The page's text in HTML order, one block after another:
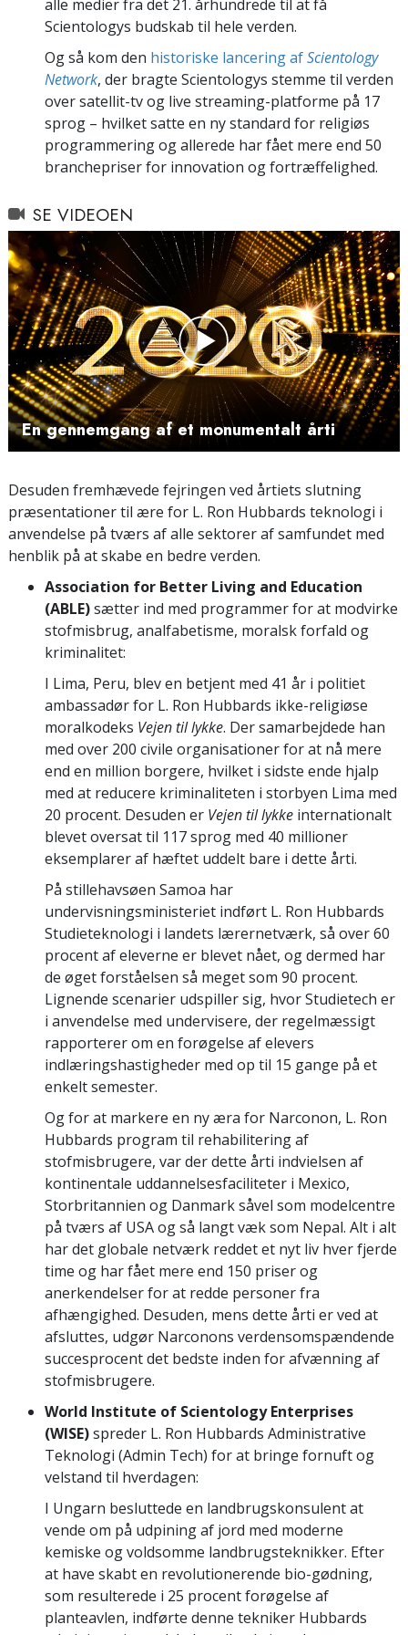
alle medier fra det 21. århundrede til at få
Scientologys budskab til hele verden.
Og så kom den historiske lancering afScientology
Network, der bragte Scientologys stemme til verden
over satellit-tv og live streaming-platforme på 17
sprog – hvilket satte en ny standard for religiøs
programmering og allerede har fået mere end 50
branchepriser for innovation og fortræffelighed.
SE VIDEOEN
Play
Video
En gennemgang af et monumentalt årti
Desuden fremhævede fejringen ved årtiets slutning
præsentationer til ære for L. Ron Hubbards teknologi i
anvendelse på tværs af alle sektorer af samfundet med
henblik på at skabe en bedre verden.
Association for Better Living and Education
(ABLE)sætter ind med programmer for at modvirke
stofmisbrug, analfabetisme, moralsk forfald og
kriminalitet:
I Lima, Peru, blev en betjent med 41 år i politiet
ambassadør for L. Ron Hubbards ikke-religiøse
moralkodeks Vejen til lykke. Der samarbejdede han
med over 200 civile organisationer for at nå mere
end en million borgere, hvilket i sidste ende hjalp
med at reducere kriminaliteten i storbyen Lima med
20 procent. Desuden er Vejen til lykke internationalt
blevet oversat til 117 sprog med 40 millioner
eksemplarer af hæftet uddelt bare i dette årti.
På stillehavsøen Samoa har
undervisningsministeriet indført L. Ron Hubbards
Studieteknologi i landets lærernetværk, så over 60
procent af eleverne er blevet nået, og dermed har
de øget forståelsen så meget som 90 procent.
Lignende scenarier udspiller sig, hvor Studietech er
i anvendelse med undervisere, der regelmæssigt
rapporterer om en forøgelse af elevers
indlæringshastigheder med op til 15 gange på et
enkelt semester.
Og for at markere en ny æra for Narconon, L. Ron
Hubbards program til rehabilitering af
stofmisbrugere, var der dette årti indvielsen af
kontinentale uddannelsesfaciliteter i Mexico,
Storbritannien og Danmark såvel som modelcentre
på tværs af USA og så langt væk som Nepal. Alt i alt
har det globale netværk reddet et nyt liv hver fjerde
time og har fået mere end 150 priser og
anerkendelser for at redde personer fra
afhængighed. Desuden, mens dette årti er ved at
afsluttes, udgør Narconons verdensomspændende
succesprocent det bedste inden for afvænning af
stofmisbrugere.
World Institute of Scientology Enterprises
(WISE)spreder L. Ron Hubbards Administrative
Teknologi (Admin Tech) for at bringe fornuft og
velstand til hverdagen:
I Ungarn besluttede en landbrugskonsulent at
vende om på udpining af jord med moderne
kemiske og voldsomme landbrugsteknikker. Efter
at have skabt en revolutionerende bio-gødning,
som resulterede i 25 procent forøgelse af
planteavlen, indførte denne tekniker Hubbards